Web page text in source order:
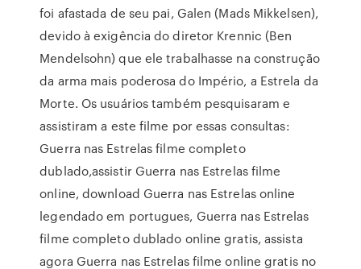
foi afastada de seu pai, Galen (Mads Mikkelsen),
devido à exigência do diretor Krennic (Ben
Mendelsohn) que ele trabalhasse na construção
da arma mais poderosa do Império, a Estrela da
Morte. Os usuários também pesquisaram e
assistiram a este filme por essas consultas:
Guerra nas Estrelas filme completo
dublado,assistir Guerra nas Estrelas filme
online, download Guerra nas Estrelas online
legendado em portugues, Guerra nas Estrelas
filme completo dublado online gratis, assista
agora Guerra nas Estrelas filme online gratis no